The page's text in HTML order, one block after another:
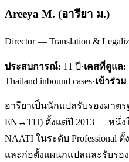
Areeya M. (อารียา ม.)
Director — Translation &
ประสบการณ์: 11 ปี·เคสที่ดูแล:
Thailand inbound cases·เข้าร่ว
อารียาเป็นนักแปลรับรองมาตร
EN↔TH) ตั้งแต่ปี 2013 — หนึ่
NAATI ในระดับ Professional
และก่อตั้งแผนกแปลและรับร